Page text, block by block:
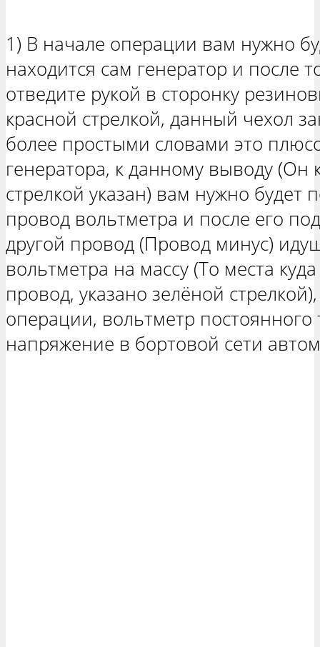
1) В начале операции вам нужно
находится сам генератор и после
отведите рукой в сторонку
красной стрелкой, данный чехол
более простыми словами это
генератора, к данному выводу (Он
стрелкой указан) вам нужно будет
провод вольтметра и после его
другой провод (Провод минус)
вольтметра на массу (То места
провод, указано зелёной
операции, вольтметр постоянного
напряжение в бортовой сети